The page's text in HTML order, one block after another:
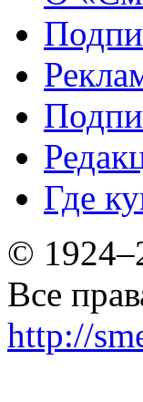
Где
©
Все
http://